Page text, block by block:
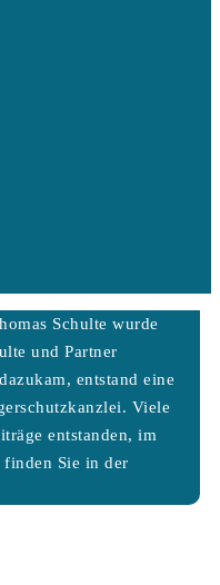
Schulte wurde
und Partner
entstand eine
Viele
entstanden, im
finden Sie in der